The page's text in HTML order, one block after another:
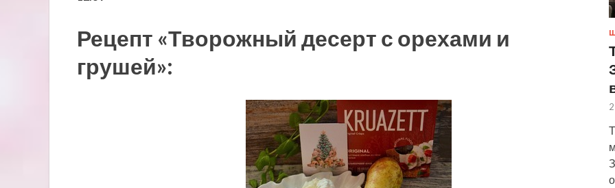
Рецепт «Творожный десерт с орехами и
грушей»: